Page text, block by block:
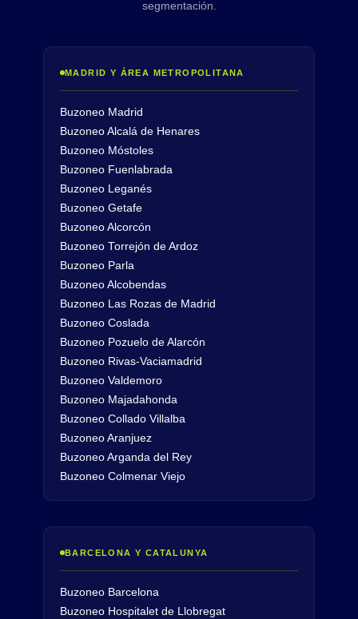
segmentación.
MADRID Y ÁREA METROPOLITANA
Buzoneo Madrid
Buzoneo Alcalá de Henares
Buzoneo Móstoles
Buzoneo Fuenlabrada
Buzoneo Leganés
Buzoneo Getafe
Buzoneo Alcorcón
Buzoneo Torrejón de Ardoz
Buzoneo Parla
Buzoneo Alcobendas
Buzoneo Las Rozas de Madrid
Buzoneo Coslada
Buzoneo Pozuelo de Alarcón
Buzoneo Rivas-Vaciamadrid
Buzoneo Valdemoro
Buzoneo Majadahonda
Buzoneo Collado Villalba
Buzoneo Aranjuez
Buzoneo Arganda del Rey
Buzoneo Colmenar Viejo
BARCELONA Y CATALUNYA
Buzoneo Barcelona
Buzoneo Hospitalet de Llobregat